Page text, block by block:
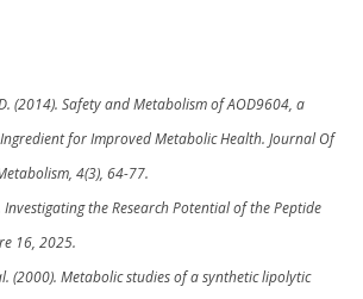
(2014). Safety and Metabolism of AOD9604, a
for Improved Metabolic Health. Journal Of
4(3), 64-77.
Investigating the Research Potential of the Peptide
16, 2025.
(2000). Metabolic studies of a synthetic lipolytic